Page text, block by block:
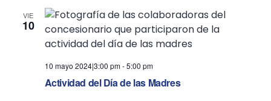
VIE
10
10 mayo 2024|3:00 pm-5:00 pm
Actividad del Día de las Madres